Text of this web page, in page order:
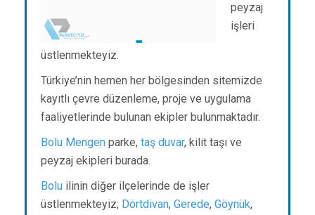
peyzaj
işleri
üstlenmekteyiz.
Türkiye’nin hemen her bölgesinden sitemizde
kayıtlı çevre düzenleme, proje ve uygulama
faaliyetlerinde bulunan ekipler bulunmaktadır.
Bolu Mengen parke, taş duvar, kilit taşı ve
peyzaj ekipleri burada.
Bolu ilinin diğer ilçelerinde de işler
üstlenmekteyiz; Dörtdivan, Gerede, Göynük,